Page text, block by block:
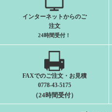
インターネットからのご
注文
24時間受付 ！
FAXでのご注文・お見積
0778-43-5175
（24時間受付）